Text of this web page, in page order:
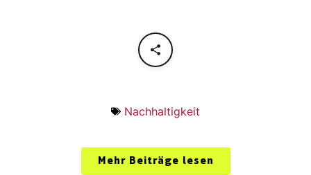
Nachhaltigkeit
Mehr Beiträge lesen